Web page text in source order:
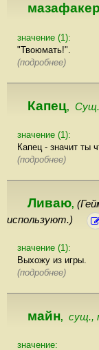
мазафакер
значение (1):
"Твоюмать!".
(подробнее)
Капец,
значение (1):
Капец - значит ты
(подробнее)
Ливаю,
используют.)
значение (1):
Выхожу из игры.
(подробнее)
майн, сущ.,
значение: